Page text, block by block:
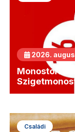
2026.
Monostori
Családi